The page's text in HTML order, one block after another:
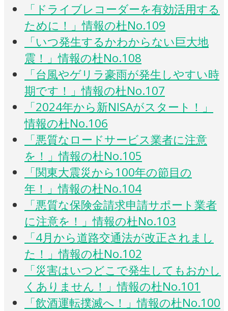
「ドライブレコーダーを有効活用する
ために！」情報の杜No.109
「いつ発生するかわからない巨大地
震！」情報の杜No.108
「台風やゲリラ豪雨が発生しやすい時
期です！」情報の杜No.107
「2024年から新NISAがスタート！」
情報の杜No.106
「悪質なロードサービス業者に注意
を！」情報の杜No.105
「関東大震災から100年の節目の
年！」情報の杜No.104
「悪質な保険金請求申請サポート業者
に注意を！」情報の杜No.103
「4月から道路交通法が改正されまし
た！」情報の杜No.102
「災害はいつどこで発生してもおかし
くありません！」情報の杜No.101
「飲酒運転撲滅へ！」情報の杜No.100